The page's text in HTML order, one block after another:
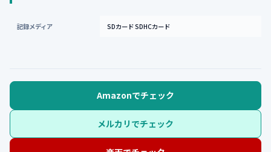
記録メディア SDカード SDHCカード
Amazonでチェック
メルカリでチェック